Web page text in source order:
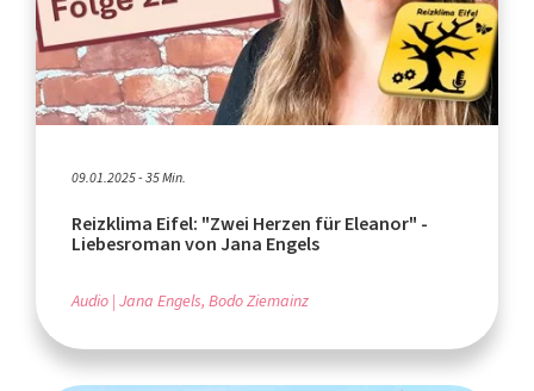
09.01.2025 - 35 Min.
Reizklima Eifel: "Zwei Herzen für Eleanor" -
Liebesroman von Jana Engels
Audio Jana Engels, Bodo Ziemainz